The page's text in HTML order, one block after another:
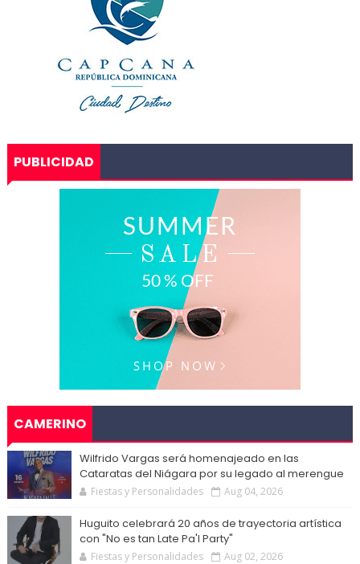
PUBLICIDAD
CAMERINO
Wilfrido Vargas será homenajeado en las
Cataratas del Niágara por su legado al merengue
Fiestas y Personalidades Aug 04, 2026
Huguito celebrará 20 años de trayectoria artística
con "No es tan Late Pa'l Party"
Fiestas y Personalidades Aug 02, 2026